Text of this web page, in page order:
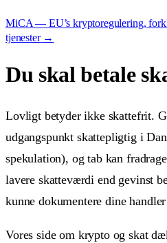
MiCA — EU’s kryptoregulering,
tjenester →
Du skal betale
Lovligt betyder ikke skattefrit.
udgangspunkt skattepligtig i
spekulation), og tab kan
lavere skatteværdi end gevinst
kunne dokumentere dine
Vores side om krypto og skat